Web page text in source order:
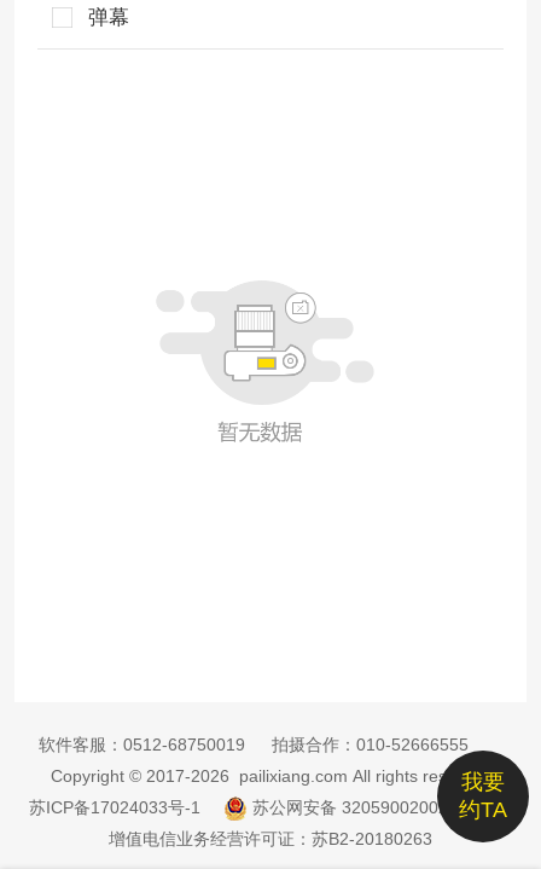
弹幕
我要
约TA
软件客服： 0512-68750019 拍摄合作： 010-52666555
Copyright © 2017-2026 pailixiang.com All rights reserved
苏ICP备17024033号-1
苏公网安备 32059002002885号
增值电信业务经营许可证：苏B2-20180263